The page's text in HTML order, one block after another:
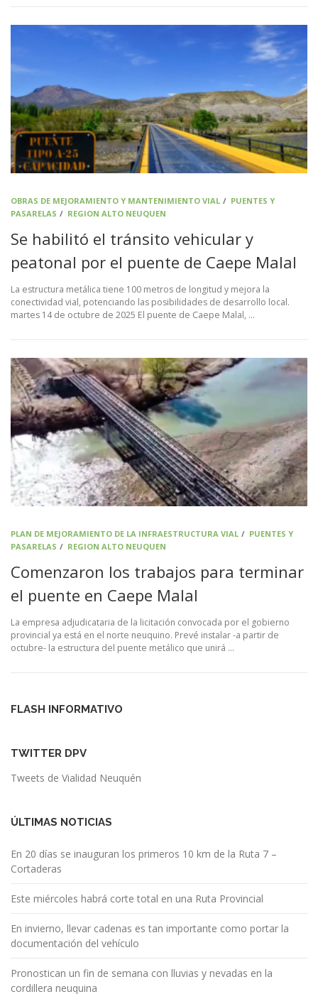
OBRAS DE MEJORAMIENTO Y MANTENIMIENTO VIAL / PUENTES Y
PASARELAS / REGION ALTO NEUQUEN
Se habilitó el tránsito vehicular y
peatonal por el puente de Caepe Malal
La estructura metálica tiene 100 metros de longitud y mejora la
conectividad vial, potenciando las posibilidades de desarrollo local.
martes 14 de octubre de 2025 El puente de Caepe Malal, …
PLAN DE MEJORAMIENTO DE LA INFRAESTRUCTURA VIAL / PUENTES Y
PASARELAS / REGION ALTO NEUQUEN
Comenzaron los trabajos para terminar
el puente en Caepe Malal
La empresa adjudicataria de la licitación convocada por el gobierno
provincial ya está en el norte neuquino. Prevé instalar -a partir de
octubre- la estructura del puente metálico que unirá …
FLASH INFORMATIVO
TWITTER DPV
Tweets de Vialidad Neuquén
ÚLTIMAS NOTICIAS
En 20 días se inauguran los primeros 10 km de la Ruta 7 –
Cortaderas
Este miércoles habrá corte total en una Ruta Provincial
En invierno, llevar cadenas es tan importante como portar la
documentación del vehículo
Pronostican un fin de semana con lluvias y nevadas en la
cordillera neuquina